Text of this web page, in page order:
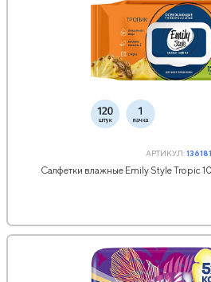
АРТИКУЛ:136181
Салфетки влажные Emily Style Tropic